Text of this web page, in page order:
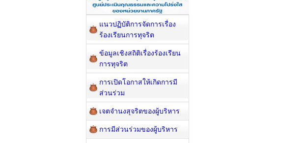
แนวปฏิบัติการจัดการเรื่อง
ร้องเรียนการทุจริต
ข้อมูลเชิงสถิติเรื่องร้องเรียน
การทุจริต
การเปิดโอกาสให้เกิดการมี
ส่วนร่วม
เจตจำนงสุจริตของผู้บริหาร
การมีส่วนร่วมของผู้บริหาร